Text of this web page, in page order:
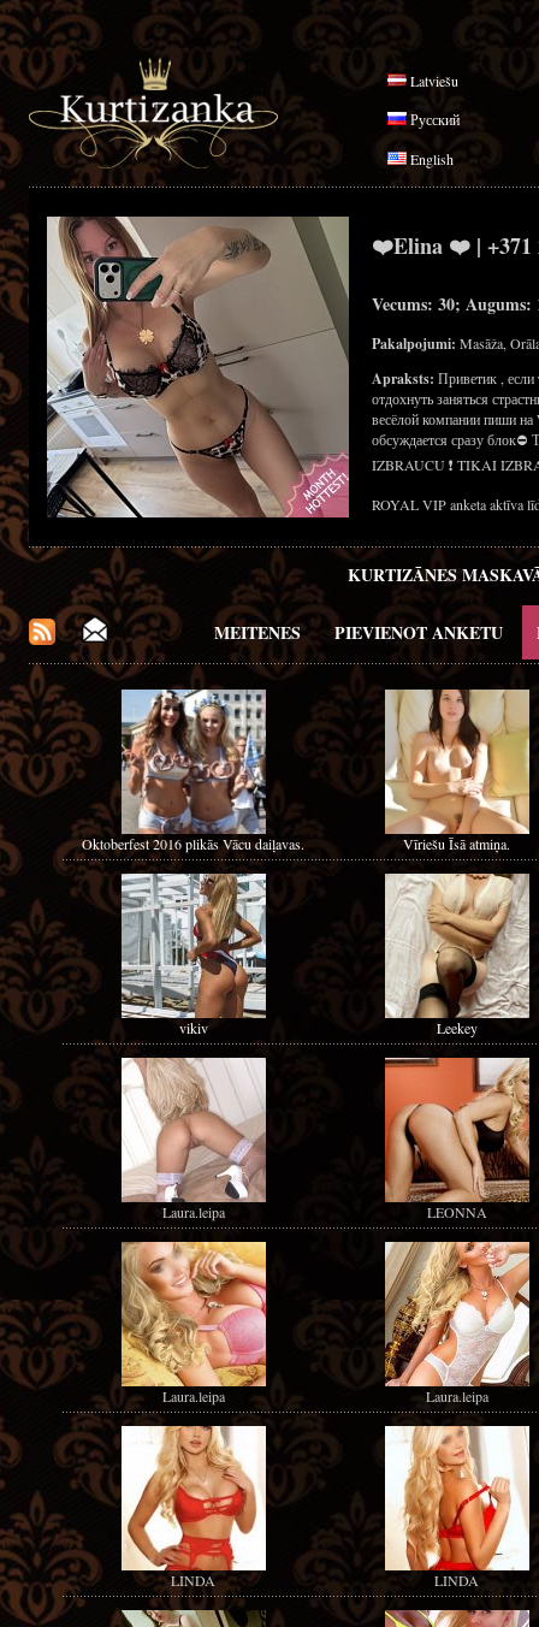
Latviešu
Русский
English
❤️Elina ❤️ | +371
Vecums: 30;
Pakalpojumi: Masāža,
Apraksts: Приветик ,
отдохнуть заняться
весёлой компании пиши
обсуждается сразу
IZBRAUCU ❗ TIKAI
ROYAL VIP anketa aktīva
KURTIZĀNES
MEITENES PIEVIENOT ANKETU
Oktoberfest 2016 plikās Vācu daiļavas. Vīriešu Īsā atmiņa.
vikiv Leekey
Laura.leipa LEONNA
Laura.leipa Laura.leipa
LINDA LINDA